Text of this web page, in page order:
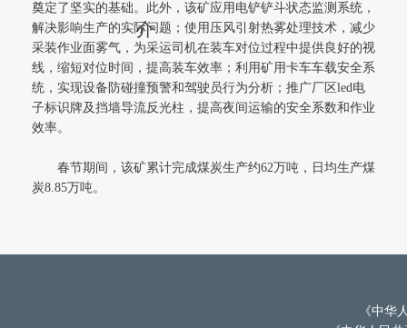
介
奠定了坚实的基础。此外，该矿应用电铲铲斗状态监测系统，
解决影响生产的实际问题；使用压风引射热雾处理技术，减少
采装作业面雾气，为采运司机在装车对位过程中提供良好的视
线，缩短对位时间，提高装车效率；利用矿用卡车车载安全系
统，实现设备防碰撞预警和驾驶员行为分析；推广厂区led电
子标识牌及挡墙导流反光柱，提高夜间运输的安全系数和作业
效率。
春节期间，该矿累计完成煤炭生产约62万吨，日均生产煤
炭8.85万吨。
《中华